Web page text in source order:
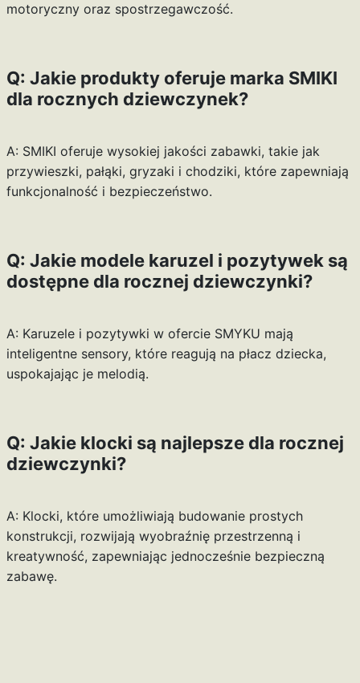
motoryczny oraz spostrzegawczość.
Q: Jakie produkty oferuje marka SMIKI
dla rocznych dziewczynek?
A: SMIKI oferuje wysokiej jakości zabawki, takie jak
przywieszki, pałąki, gryzaki i chodziki, które zapewniają
funkcjonalność i bezpieczeństwo.
Q: Jakie modele karuzel i pozytywek są
dostępne dla rocznej dziewczynki?
A: Karuzele i pozytywki w ofercie SMYKU mają
inteligentne sensory, które reagują na płacz dziecka,
uspokajając je melodią.
Q: Jakie klocki są najlepsze dla rocznej
dziewczynki?
A: Klocki, które umożliwiają budowanie prostych
konstrukcji, rozwijają wyobraźnię przestrzenną i
kreatywność, zapewniając jednocześnie bezpieczną
zabawę.